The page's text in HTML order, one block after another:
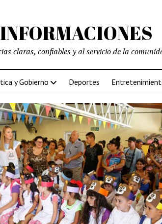
INFORMACIONES
claras, confiables y al servicio de la
y Gobierno Deportes